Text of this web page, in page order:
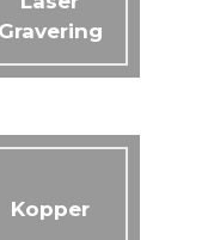
Gravering
Kopper